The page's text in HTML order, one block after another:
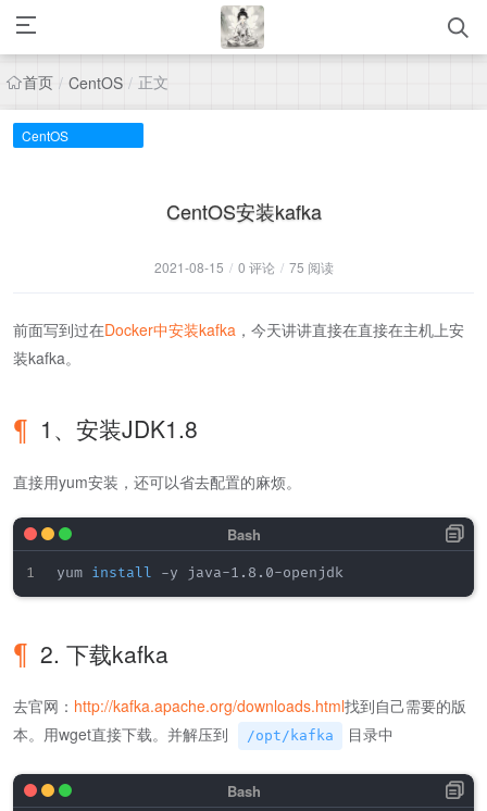
首页 / CentOS / 正文
CentOS
CentOS安装kafka
2021-08-15 / 0 评论 / 75 阅读
前面写到过在Docker中安装kafka ，今天讲讲直接在直接在主机上安
装kafka。
1、安装JDK1.8
直接用yum安装，还可以省去配置的麻烦。
yum install
2. 下载kafka
去官网： http://kafka.apache.org/downloads.html找到自己需要的版
本。用wget直接下载。并解压到
/opt/kafka 目录中